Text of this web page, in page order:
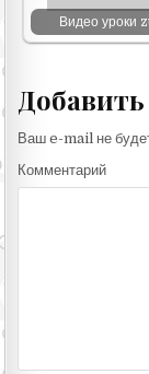
Видео уроки
Ваш e-mail не
Комментарий